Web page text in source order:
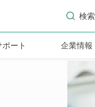
検索
ポート 企業情報